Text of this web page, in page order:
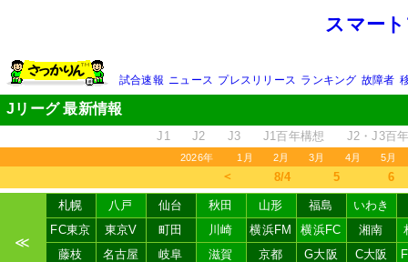
スマー
試合速報 ニュース プレスリリース ランキング 故障者
Jリーグ 最新情報
J1 J2 J3 J1百年構想 J2・J3百
2026年 1月 2月 3月 4月 5月
＜ 8/4 5 6
≪
札幌 八戸 仙台 秋田 山形 福島
いわき
FC東京
東京V 町田 川崎 横浜FM 横浜FC 湘南
藤枝
名古屋 岐阜 滋賀 京都 G大阪 C大阪